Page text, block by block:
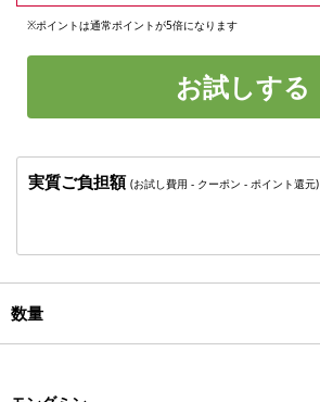
※ポイントは通常ポイントが5倍になります
お試しする
実質ご負担額 (お試し費用 - クーポン - ポイント還元)
数量